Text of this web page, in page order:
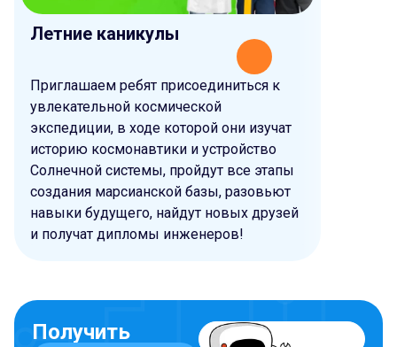
Летние каникулы
Приглашаем ребят присоединиться к
увлекательной космической
экспедиции, в ходе которой они изучат
историю космонавтики и устройство
Солнечной системы, пройдут все этапы
создания марсианской базы, разовьют
навыки будущего, найдут новых друзей
и получат дипломы инженеров!
Получить